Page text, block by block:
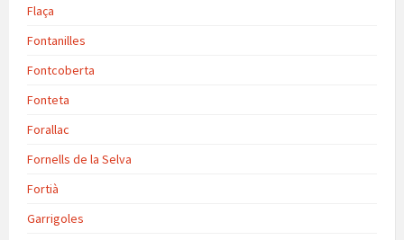
Flaça
Fontanilles
Fontcoberta
Fonteta
Forallac
Fornells de la Selva
Fortià
Garrigoles